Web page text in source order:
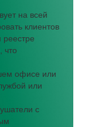
на всей
клиентов
что
офисе или
или
с